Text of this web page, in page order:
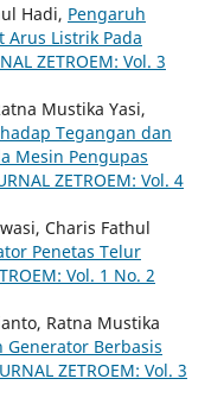
Hadi, Pengaruh
Arus Listrik Pada
ZETROEM: Vol. 3
Mustika Yasi,
Tegangan dan
Mesin Pengupas
ZETROEM: Vol. 4
Charis Fathul
Penetas Telur
Vol. 1 No. 2
Ratna Mustika
Generator Berbasis
ZETROEM: Vol. 3